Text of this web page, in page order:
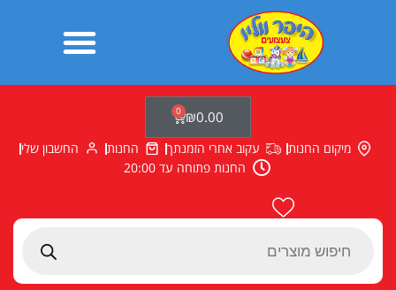
Products
₪0.00
0
עגלת
קניות
מיקום החנות עקוב אחרי הזמנתך החנות
החשבון שלי
החנות פתוחה עד 20:00